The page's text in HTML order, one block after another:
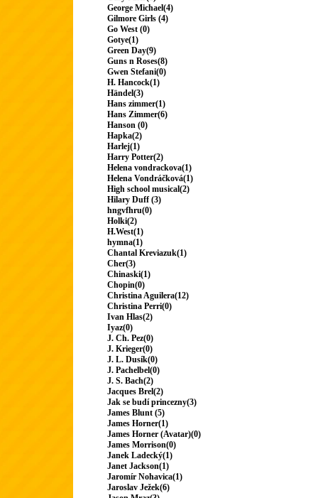
George Michael(4)
Gilmore Girls (4)
Go West (0)
Gotye(1)
Green Day(9)
Guns n Roses(8)
Gwen Stefani(0)
H. Hancock(1)
Händel(3)
Hans zimmer(1)
Hans Zimmer(6)
Hanson (0)
Hapka(2)
Harlej(1)
Harry Potter(2)
Helena vondrackova(1)
Helena Vondráčková(1)
High school musical(2)
Hilary Duff (3)
hngvfhru(0)
Holki(2)
H.West(1)
hymna(1)
Chantal Kreviazuk(1)
Cher(3)
Chinaski(1)
Chopin(0)
Christina Aguilera(12)
Christina Perri(0)
Ivan Hlas(2)
Iyaz(0)
J. Ch. Pez(0)
J. Krieger(0)
J. L. Dusík(0)
J. Pachelbel(0)
J. S. Bach(2)
Jacques Brel(2)
Jak se budí princezny(3)
James Blunt (5)
James Horner(1)
James Horner (Avatar)(0)
James Morrison(0)
Janek Ladecký(1)
Janet Jackson(1)
Jaromír Nohavica(1)
Jaroslav Ježek(6)